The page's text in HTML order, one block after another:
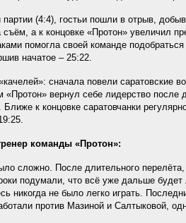
партии (4:4), гостьи пошли в отрыв,
а к концовке «Протон» увеличил
помогла своей команде
начатое – 25:22.
сначала повели саратовские
вернул себе лидерство
Ближе к концовке саратовчанки
команды «Протон»:
сложно. После длительного
подумали, что всё уже дальше будет
никогда не было легко играть.
против Мазиной и Салтыковой,